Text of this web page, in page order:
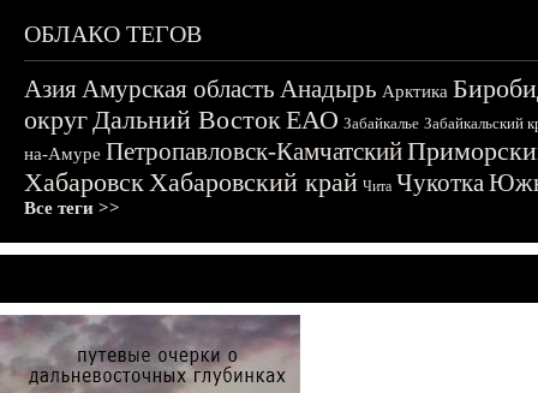
ОБЛАКО ТЕГОВ
АзияАмурская область Анадырь Арктика
округДальний ВостокЕАО Забайкалье Забайкальский
на-Амуре Петропавловск-Камчатский
ХабаровскХабаровский край Чита Чукотка
Все теги >>